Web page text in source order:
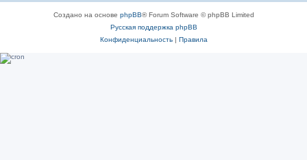
Создано на основе phpBB® Forum Software © phpBB Limited
Русская поддержка phpBB
Конфиденциальность| Правила